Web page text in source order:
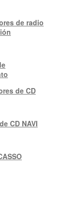
de radio
de CD
CD NAVI